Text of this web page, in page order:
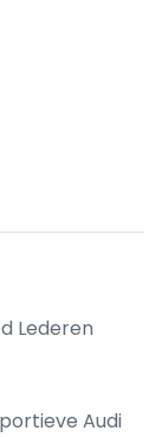
Lederen
Audi